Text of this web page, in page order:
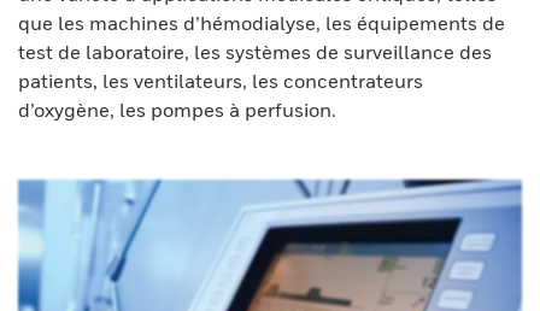
que les machines d’hémodialyse, les équipements de
test de laboratoire, les systèmes de surveillance des
patients, les ventilateurs, les concentrateurs
d’oxygène, les pompes à perfusion.